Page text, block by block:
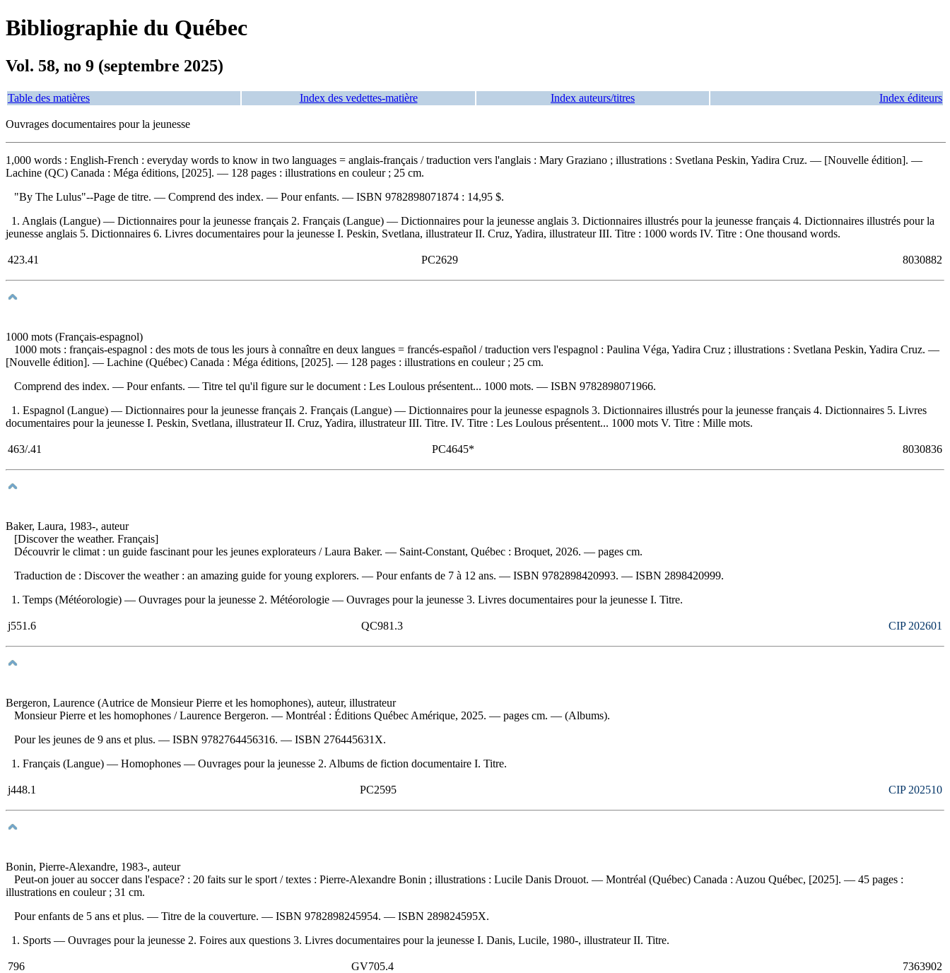
Bibliographie du Québec
Vol. 58, no 9 (septembre 2025)
Table des matières Index des vedettes-matière Index auteurs/titres Index éditeurs
Ouvrages documentaires pour la jeunesse
1,000 words : English-French : everyday words to know in two languages = anglais-français / traduction vers l'anglais : Mary Graziano ; illustrations : Svetlana Peskin, Yadira Cruz. — [Nouvelle édition]. —
Lachine (QC) Canada : Méga éditions, [2025]. — 128 pages : illustrations en couleur ; 25 cm.
"By The Lulus"--Page de titre. — Comprend des index. — Pour enfants. — ISBN 9782898071874 : 14,95 $.
1. Anglais (Langue) — Dictionnaires pour la jeunesse français 2. Français (Langue) — Dictionnaires pour la jeunesse anglais 3. Dictionnaires illustrés pour la jeunesse français 4. Dictionnaires illustrés pour la
jeunesse anglais 5. Dictionnaires 6. Livres documentaires pour la jeunesse I. Peskin, Svetlana, illustrateur II. Cruz, Yadira, illustrateur III. Titre : 1000 words IV. Titre : One thousand words.
423.41 PC2629 8030882
1000 mots (Français-espagnol)
1000 mots : français-espagnol : des mots de tous les jours à connaître en deux langues = francés-español / traduction vers l'espagnol : Paulina Véga, Yadira Cruz ; illustrations : Svetlana Peskin, Yadira Cruz. —
[Nouvelle édition]. — Lachine (Québec) Canada : Méga éditions, [2025]. — 128 pages : illustrations en couleur ; 25 cm.
Comprend des index. — Pour enfants. — Titre tel qu'il figure sur le document : Les Loulous présentent... 1000 mots. — ISBN 9782898071966.
1. Espagnol (Langue) — Dictionnaires pour la jeunesse français 2. Français (Langue) — Dictionnaires pour la jeunesse espagnols 3. Dictionnaires illustrés pour la jeunesse français 4. Dictionnaires 5. Livres
documentaires pour la jeunesse I. Peskin, Svetlana, illustrateur II. Cruz, Yadira, illustrateur III. Titre. IV. Titre : Les Loulous présentent... 1000 mots V. Titre : Mille mots.
463/.41 PC4645* 8030836
Baker, Laura, 1983-, auteur
[Discover the weather. Français]
Découvrir le climat : un guide fascinant pour les jeunes explorateurs / Laura Baker. — Saint-Constant, Québec : Broquet, 2026. — pages cm.
Traduction de : Discover the weather : an amazing guide for young explorers. — Pour enfants de 7 à 12 ans. — ISBN 9782898420993. — ISBN 2898420999.
1. Temps (Météorologie) — Ouvrages pour la jeunesse 2. Météorologie — Ouvrages pour la jeunesse 3. Livres documentaires pour la jeunesse I. Titre.
j551.6 QC981.3 CIP 202601
Bergeron, Laurence (Autrice de Monsieur Pierre et les homophones), auteur, illustrateur
Monsieur Pierre et les homophones / Laurence Bergeron. — Montréal : Éditions Québec Amérique, 2025. — pages cm. — (Albums).
Pour les jeunes de 9 ans et plus. — ISBN 9782764456316. — ISBN 276445631X.
1. Français (Langue) — Homophones — Ouvrages pour la jeunesse 2. Albums de fiction documentaire I. Titre.
j448.1 PC2595 CIP 202510
Bonin, Pierre-Alexandre, 1983-, auteur
Peut-on jouer au soccer dans l'espace? : 20 faits sur le sport / textes : Pierre-Alexandre Bonin ; illustrations : Lucile Danis Drouot. — Montréal (Québec) Canada : Auzou Québec, [2025]. — 45 pages :
illustrations en couleur ; 31 cm.
Pour enfants de 5 ans et plus. — Titre de la couverture. — ISBN 9782898245954. — ISBN 289824595X.
1. Sports — Ouvrages pour la jeunesse 2. Foires aux questions 3. Livres documentaires pour la jeunesse I. Danis, Lucile, 1980-, illustrateur II. Titre.
796 GV705.4 7363902